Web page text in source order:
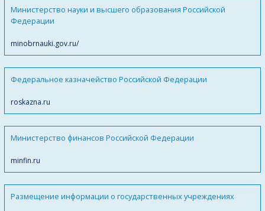
Министерство науки и высшего образования Российской
Федерации
minobrnauki.gov.ru/
Федеральное казначейство Российской Федерации
roskazna.ru
Министерство финансов Российской Федерации
minfin.ru
Размещение информации о государственных учреждениях